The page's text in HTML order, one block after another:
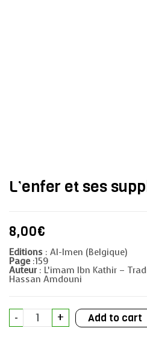
L’enfer et ses
8,00€
Editions : Al-Imen (Belgique)
Page:159
Auteur : L’imam Ibn Kathir –
Hassan Amdouni
- L'enfer
ses
+ Add to cart